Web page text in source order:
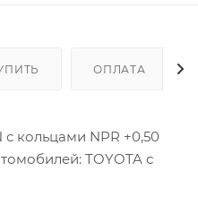
ОПЛАТА
кольцами NPR +0,50
TOYOTA с